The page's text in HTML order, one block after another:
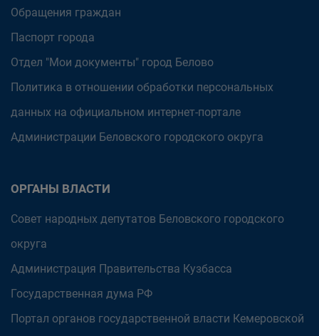
Обращения граждан
Паспорт города
Отдел "Мои документы" город Белово
Политика в отношении обработки персональных
данных на официальном интернет-портале
Администрации Беловского городского округа
ОРГАНЫ ВЛАСТИ
Совет народных депутатов Беловского городского
округа
Администрация Правительства Кузбасса
Государственная дума РФ
Портал органов государственной власти Кемеровской